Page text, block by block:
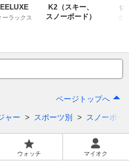
ーラックス
K2（スキー、
スノーボード）
グ
ページトップへ
ャー スポーツ別 スノーボー
ウォッチ マイオク